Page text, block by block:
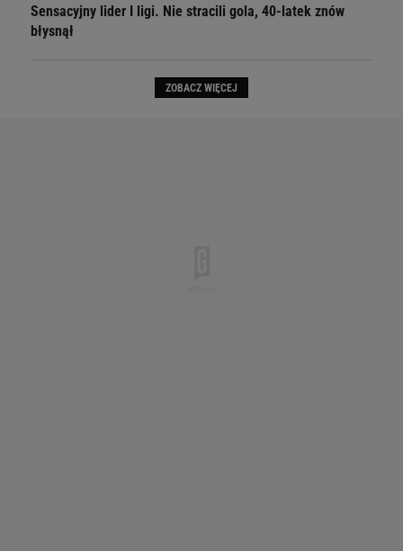
Sensacyjny lider I ligi. Nie stracili gola, 40-latek znów
błysnął
ZOBACZ WIĘCEJ